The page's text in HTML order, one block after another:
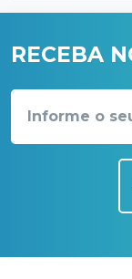
RECEBA